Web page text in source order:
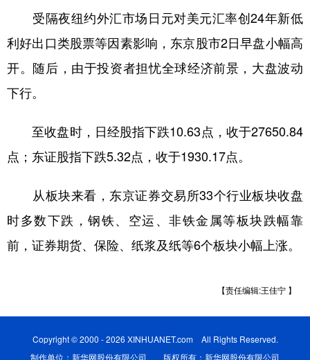
法律 中央文件 金融 汽车
食品 人居 信息化 数字经济
学术中国 乡村振兴 银龄 溯源中国
彩票 娱乐 时尚 悦读
公益 一带一路 亚太网
文化产业
地方频道
浙江 安徽 福建 江西
受隔夜纽约外汇市场日元对美元汇率创24年新低
利好出口类股票等因素影响，东京股市2日早盘小幅高
开。随后，由于投资者担忧全球经济前景，大盘波动
下行。
至收盘时，日经股指下跌10.63点，收于27650.84
点；东证股指下跌5.32点，收于1930.17点。
从板块来看，东京证券交易所33个行业板块收盘
时多数下跌，钢铁、空运、非铁金属等板块跌幅靠
前，证券期货、保险、纸浆及纸等6个板块小幅上涨。
【责任编辑:王佳宁 】
Copyright © 2000 - 2026 XINHUANET.com All Rights Reserved.
制作单位：新华网股份有限公司 版权所有：新华网股份有限公司